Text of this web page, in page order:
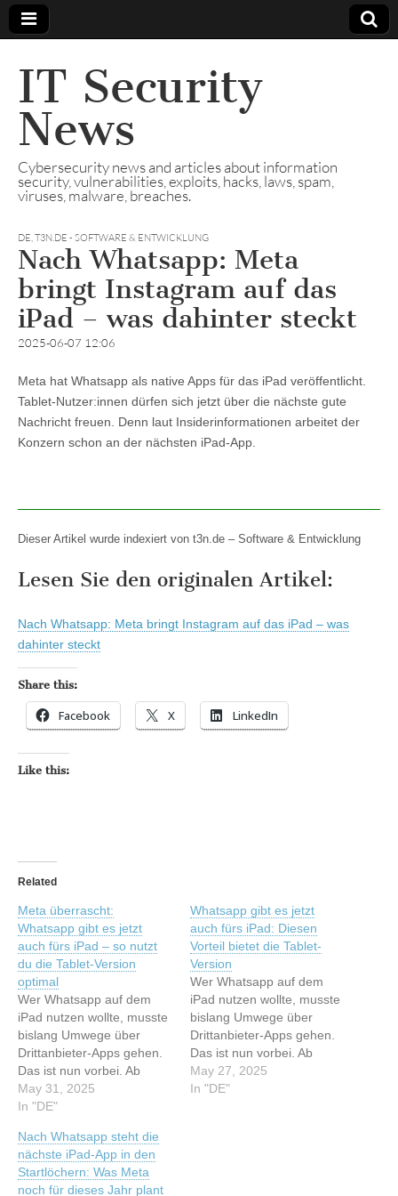
IT Security
News
Cybersecurity news and articles about information
security, vulnerabilities, exploits, hacks, laws, spam,
viruses, malware, breaches.
DE,T3N.DE - SOFTWARE & ENTWICKLUNG
Nach Whatsapp: Meta
bringt Instagram auf das
iPad – was dahinter steckt
2025-06-07 12:06
Meta hat Whatsapp als native Apps für das iPad veröffentlicht.
Tablet-Nutzer:innen dürfen sich jetzt über die nächste gute
Nachricht freuen. Denn laut Insiderinformationen arbeitet der
Konzern schon an der nächsten iPad-App.
Dieser Artikel wurde indexiert von t3n.de – Software & Entwicklung
Lesen Sie den originalen Artikel:
Nach Whatsapp: Meta bringt Instagram auf das iPad – was
dahinter steckt
Share this:
Facebook X LinkedIn
Like this:
Related
Meta überrascht:
Whatsapp gibt es jetzt
auch fürs iPad – so nutzt
du die Tablet-Version
optimal
Wer Whatsapp auf dem
iPad nutzen wollte, musste
bislang Umwege über
Drittanbieter-Apps gehen.
Das ist nun vorbei. Ab
sofort gibt es den Meta-
Messenger ganz offiziell
bringt die eigenständige
App? Dieser Artikel wurde
indexiert von t3n.de -
May 31, 2025
In "DE"
Whatsapp gibt es jetzt
auch fürs iPad: Diesen
Vorteil bietet die Tablet-
Version
Wer Whatsapp auf dem
iPad nutzen wollte, musste
bislang Umwege über
Drittanbieter-Apps gehen.
Das ist nun vorbei. Ab
sofort gibt es den Meta-
Messenger ganz offiziell
May 27, 2025
In "DE"
Nach Whatsapp steht die
nächste iPad-App in den
Startlöchern: Was Meta
noch für dieses Jahr plant